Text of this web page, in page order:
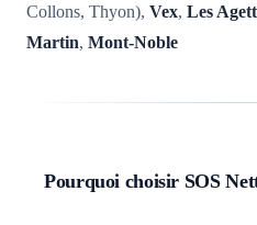
Collons, Thyon), Vex, Les
Martin, Mont-Noble
Pourquoi choisir SOS